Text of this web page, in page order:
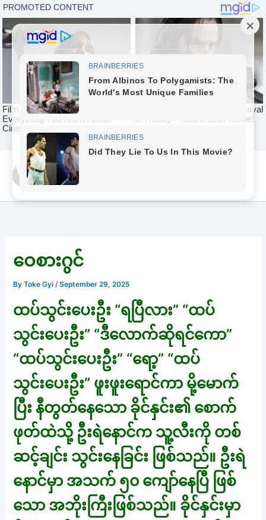
content
ဝေစားဂွင်
ByToke Gyi /September 29, 2025
ထပ်သွင်းပေးဦး “ရပြီလား” “ထပ်
သွင်းပေးဦး” “ဒီလောက်ဆိုရင်ကော”
“ထပ်သွင်းပေးဦး” “ရော့” “ထပ်
သွင်းပေးဦး” ဖူးဖူးရောင်ကာ မို့မောက်
ပြီး နီတွတ်နေသော ခိုင်နှင်း၏ စောက်
ဖုတ်ထဲသို့ ဦးရဲနောင်က သူ့လီးကို တစ်
ဆင့်ချင်း သွင်းနေခြင်း ဖြစ်သည်။ ဦးရဲ
နောင်မှာ အသက် ၅၀ ကျော်နေပြီ ဖြစ်
သော အဘိုးကြီးဖြစ်သည်။ ခိုင်နှင်းမှာ